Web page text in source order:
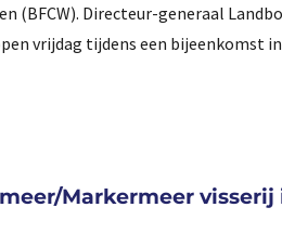
(BFCW). Directeur-generaal
vrijdag tijdens een bijeenkomst
Markermeer visserij